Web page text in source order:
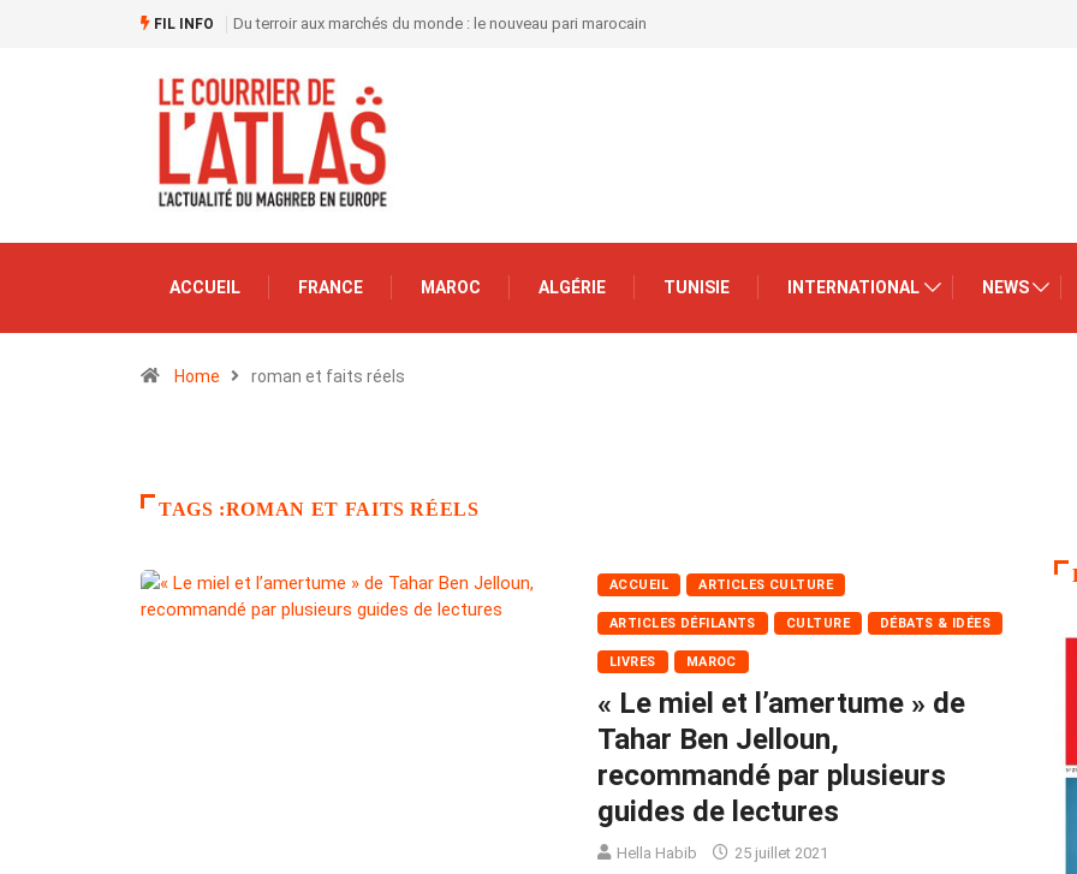
FIL INFO Du terroir aux marchés du monde : le nouveau pari marocain
ACCUEIL FRANCE MAROC ALGÉRIE TUNISIE INTERNATIONAL NEWS
Home roman et faits réels
TAGS :ROMAN ET FAITS RÉELS
ACCUEIL ARTICLES CULTURE
ARTICLES DÉFILANTS CULTURE DÉBATS & IDÉES
LIVRES MAROC
« Le miel et l’amertume » de
Tahar Ben Jelloun,
recommandé par plusieurs
guides de lectures
Hella Habib 25 juillet 2021